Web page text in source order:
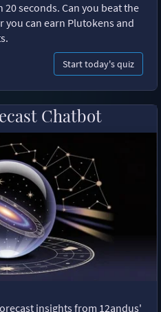
seconds. Can you beat the
you can earn Plutokens and
Start today's quiz
Chatbot
insights from 12andus'